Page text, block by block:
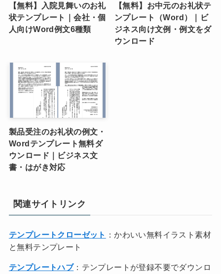
【無料】入院見舞いのお礼
状テンプレート｜会社・個
人向けWord例文6種類
【無料】お中元のお礼状テ
ンプレート（Word）｜ビ
ジネス向け文例・例文をダ
ウンロード
製品受注のお礼状の例文・
Wordテンプレート無料ダ
ウンロード｜ビジネス文
書・はがき対応
関連サイトリンク
テンプレートクローゼット
：かわいい無料イラスト素材
と無料テンプレート
テンプレートハブ：テンプレートが登録不要でダウンロ